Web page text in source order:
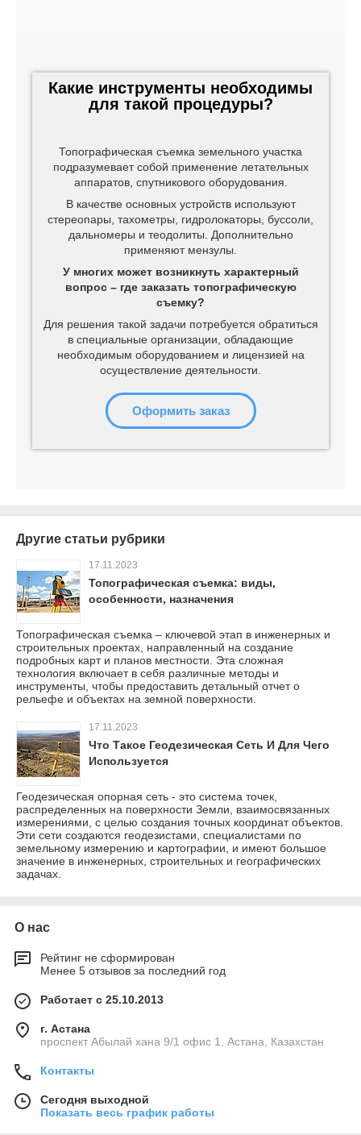
Какие инструменты необходимы
для такой процедуры?
Топографическая съемка земельного участка
подразумевает собой применение летательных
аппаратов, спутникового оборудования.
В качестве основных устройств используют
стереопары, тахометры, гидролокаторы, буссоли,
дальномеры и теодолиты. Дополнительно
применяют мензулы.
У многих может возникнуть характерный
вопрос – где заказать топографическую
съемку?
Для решения такой задачи потребуется обратиться
в специальные организации, обладающие
необходимым оборудованием и лицензией на
осуществление деятельности.
Оформить заказ
Другие статьи рубрики
17.11.2023
Топографическая съемка: виды,
особенности, назначения
Топографическая съемка – ключевой этап в инженерных и
строительных проектах, направленный на создание
подробных карт и планов местности. Эта сложная
технология включает в себя различные методы и
инструменты, чтобы предоставить детальный отчет о
рельефе и объектах на земной поверхности.
17.11.2023
Что Такое Геодезическая Сеть И Для Чего
Используется
Геодезическая опорная сеть - это система точек,
распределенных на поверхности Земли, взаимосвязанных
измерениями, с целью создания точных координат объектов.
Эти сети создаются геодезистами, специалистами по
земельному измерению и картографии, и имеют большое
значение в инженерных, строительных и географических
задачах.
О нас
Рейтинг не сформирован
Менее 5 отзывов за последний год
Работает с 25.10.2013
г. Астана
проспект Абылай хана 9/1 офис 1, Астана, Казахстан
Контакты
Сегодня выходной
Показать весь график работы